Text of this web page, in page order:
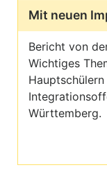
Mit neuen
Bericht von
Wichtiges
Württemberg.